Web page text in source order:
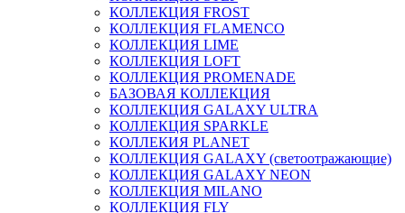
КОЛЛЕКЦИЯ FROST
КОЛЛЕКЦИЯ FLAMENCO
КОЛЛЕКЦИЯ LIME
КОЛЛЕКЦИЯ LOFT
КОЛЛЕКЦИЯ PROMENADE
БАЗОВАЯ КОЛЛЕКЦИЯ
КОЛЛЕКЦИЯ GALAXY ULTRA
КОЛЛЕКЦИЯ SPARKLE
КОЛЛЕКИЯ PLANET
КОЛЛЕКЦИЯ GALAXY (светоотражающие)
КОЛЛЕКЦИЯ GALAXY NEON
КОЛЛЕКЦИЯ MILANO
КОЛЛЕКЦИЯ FLY